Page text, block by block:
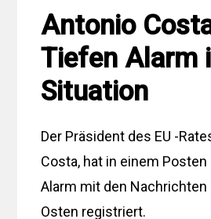
Antonio
Tiefen Alarm
Situation
Der Präsident des EU -
Costa, hat in einem
Alarm mit den Nachrichten
Osten registriert.